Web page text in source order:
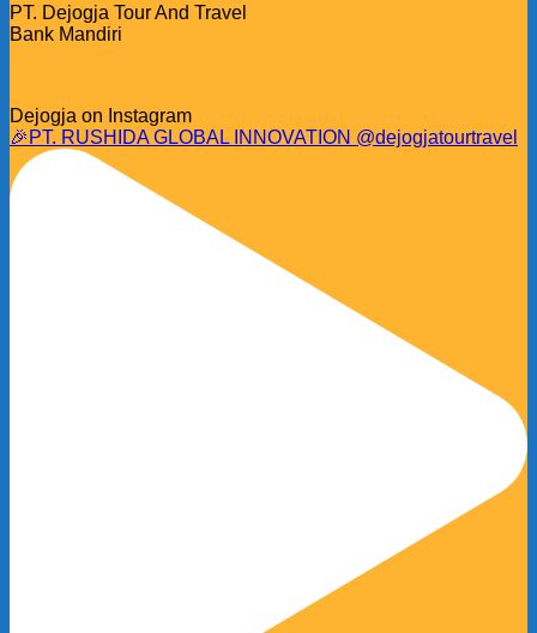
PT. Dejogja Tour And Travel
Bank Mandiri
Dejogja on Instagram
🎉PT. RUSHIDA GLOBAL INNOVATION @dejogjatourtravel